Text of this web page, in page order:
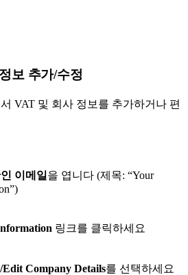
보 추가/수정
VAT 및 회사 정보를 추가하거나 편
이메일 을 엽니다 (제목: “Your
링크를 클릭하세요
Edit Company Details를 선택하세요